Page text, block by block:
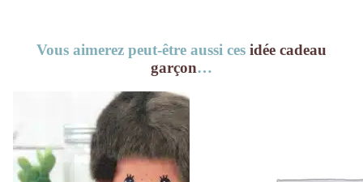
Vous aimerez peut-être aussi ces idée cadeau
garçon…